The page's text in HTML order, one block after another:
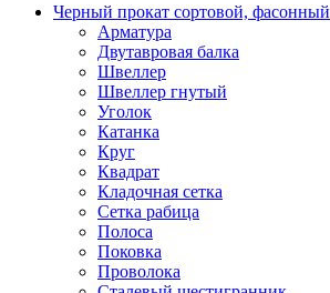
Черный прокат сортовой, фасонный
Арматура
Двутавровая балка
Швеллер
Швеллер гнутый
Уголок
Катанка
Круг
Квадрат
Кладочная сетка
Сетка рабица
Полоса
Поковка
Проволока